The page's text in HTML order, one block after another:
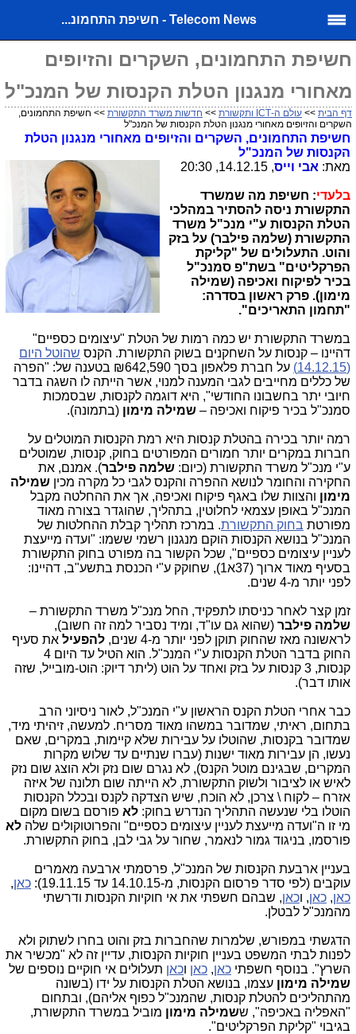
Telecom News - חשיפת התחמונ...
חשיפת התחמונים, השקרים והזיופים
מאחורי מנגנון הטלת הקנסות של המנכ"ל
דף הבית >> עולם ה-ICT ותקשורת >> חדשות משרד התקשורת >> חשיפת התחמונים,
השקרים והזיופים מאחורי מנגנון הטלת הקנסות של המנכ"ל
חשיפת התחמונים, השקרים והזיופים מאחורי מנגנון הטלת
הקנסות של המנכ"ל
מאת: אבי וייס, 14.12.15, 20:30
בלעדי: חשיפת מה שמשרד
התקשורת ניסה להסתיר במהלכי
הטלת הקנסות ע"י מנכ"ל משרד
התקשורת (שלמה פילבר) על בזק
והוט. התעלולים של "קליקת
הפרקליטים" בשת"פ סמנכ"ל
בכיר לפיקוח ואכיפה (שמילה
מימון). פרק ראשון בסדרה:
"תחמון התאריכים".
במשרד התקשורת יש כמה רמות של הטלת "עיצומים כספיים"
דהיינו – קנסות על השחקנים בשוק התקשורת. הקנס שהוטל היום
(14.12.15)
על חברת פלאפון בסך 642,590₪ בטענה של: "הפרה
של כללים מחייבים לגבי המענה למנוי, אשר הייתה לו השגה בדבר
חיובי יתר בחשבונו החודשי", היא דוגמה לקנסות, שבסמכות
סמנכ"ל בכיר פיקוח ואכיפה – שמילה מימון (בתמונה).
רמה יותר בכירה בהטלת קנסות היא רמת הקנסות המוטלים על
חברות במקרים יותר חמורים המפורטים בחוק, קנסות, שמוטלים
ע"י מנכ"ל משרד התקשורת (כיום: שלמה פילבר). אמנם, את
החקירה והחומר לנושא ההפרה והקנס לגבי כל מקרה מכין שמילה
מימון והצוות שלו באגף פיקוח ואכיפה, אך את ההחלטה מקבל
המנכ"ל באופן עצמאי לחלוטין, בתהליך, שהוגדר בצורה מאוד
מפורטת בחוק התקשורת. במרכז תהליך קבלת ההחלטות של
המנכ"ל בנושא הקנסות הוקם מנגנון רשמי ששמו: "ועדה מייעצת
לעניין עיצומים כספיים", שכל הקשור בה מפורט בחוק התקשורת
בסעיף מאוד ארוך (37א1), שחוקק ע"י הכנסת בתשע"ב, דהיינו:
לפני יותר מ-4 שנים.
זמן קצר לאחר כניסתו לתפקיד, החל מנכ"ל משרד התקשורת –
שלמה פילבר (שהוא גם עו"ד, ומיד נסביר למה זה חשוב),
לראשונה מאז שהחוק תוקן לפני יותר מ-4 שנים,
להפעיל את סעיף
החוק בדבר הטלת הקנסות ע"י המנכ"ל. הוא הטיל עד היום 4
קנסות, 3 קנסות על בזק ואחד על הוט (ליתר דיוק: הוט-מובייל, שזה
אותו דבר).
כבר אחרי הטלת הקנס הראשון ע"י המנכ"ל, לאור ניסיוני הרב
בתחום, ראיתי, שמדובר במשהו מאוד מסריח. למעשה, זיהיתי מיד,
שמדובר בקנסות, שהוטלו על עבירות שלא קיימות, במקרים, שאם
נעשו, הן עבירות מאוד ישנות (עברו שנתיים עד שלוש מקרות
המקרים, שבגינם מוטל הקנס), לא נגרם שום נזק ולא הוצג שום נזק
לאיש או לציבור ולשוק התקשורת, לא הייתה שום תלונה של איזה
אזרח – לקוח \ צרכן, לא הוכח, שיש הצדקה לקנס ובכלל הקנסות
הוטלו בלי שנעשה התהליך הנדרש בחוק: לא פורסם בשום מקום
מי זו ה"ועדה מייעצת לעניין עיצומים כספיים" והפרוטוקולים שלה לא
פורסמו, בניגוד גמור לנאמר, שחור על גבי לבן, בחוק התקשורת.
בעניין ארבעת הקנסות של המנכ"ל, פרסמתי ארבעה מאמרים
עוקבים (לפי סדר פרסום הקנסות, מ-14.10.15 עד 19.11.15):
כאן,
כאן, כאן, וכאן, שבהם חשפתי את אי חוקיות הקנסות ודרשתי
מהמנכ"ל לבטלן.
הדגשתי במפורש, שלמרות שהחברות בזק והוט בחרו לשתוק ולא
לפנות לבתי המשפט בעניין חוקיות הקנסות, עדיין זה לא "מכשיר את
השרץ". בנוסף חשפתי כאן, כאן וכאן תעלולים אי חוקיים נוספים של
שמילה מימון עצמו, בנושא הטלת הקנסות על ידו (בשונה
מהתהליכים להטלת קנסות, שהמנכ"ל כפוף אליהם), ובתחום
"האפליה באכיפה", ששמילה מימון מוביל במשרד התקשורת,
בגיבוי "קליקת הפרקליטים".